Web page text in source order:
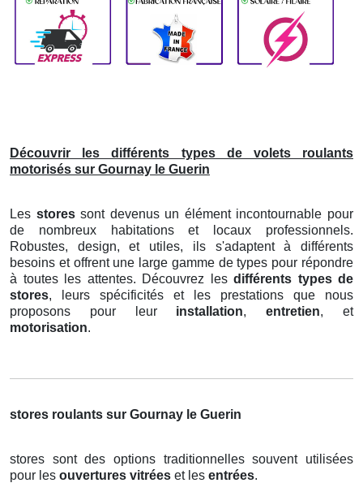
Découvrir les différents types de volets roulants
motorisés sur Gournay le Guerin
Les storessont devenus un élément incontournable pour
de nombreux habitations et locaux professionnels.
Robustes, design, et utiles, ils s'adaptent à différents
besoins et offrent une large gamme de types pour répondre
à toutes les attentes. Découvrez les différents types de
stores, leurs spécificités et les prestations que nous
proposons pour leur installation,entretien, et
motorisation.
stores roulants sur Gournay le Guerin
stores sont des options traditionnelles souvent utilisées
pour les ouvertures vitrées et les entrées.